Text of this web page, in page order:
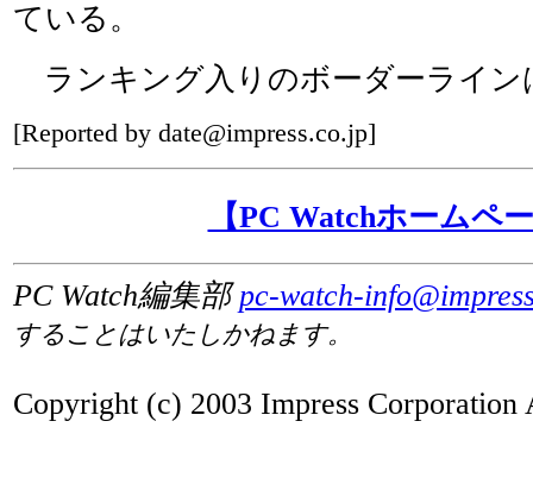
ている。
ランキング入りのボーダーライン
[Reported by date@impress.co.jp]
【PC Watchホームペ
PC Watch編集部pc-watch-
することはいたしかねます。
Copyright (c) 2003 Impress Corporation